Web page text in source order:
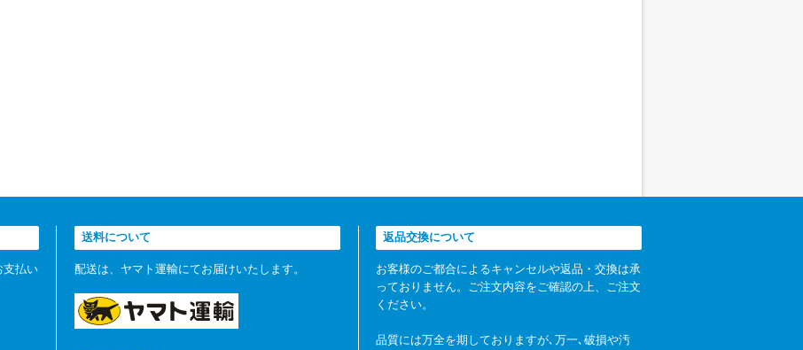
支払い
送料について
配送は、ヤマト運輸にてお届けいたします。
返品交換について
お客様のご都合によるキャンセルや返品・交換は承
っておりません。ご注文内容をご確認の上、ご注文
ください。
品質には万全を期しておりますが､万一､破損や汚